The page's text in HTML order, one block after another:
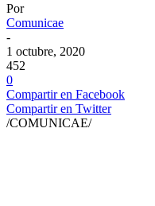
Por
Comunicae
-
1 octubre, 2020
452
0
Compartir en Facebook
Compartir en Twitter
/COMUNICAE/